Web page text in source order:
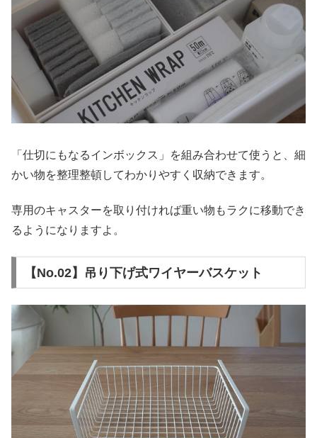
「仕切にもなるインボックス」を組み合わせて使うと、細
かい物を整理整頓してわかりやすく収納できます。
専用のキャスターを取り付ければ重い物もラクに移動でき
るようになりますよ。
【No.02】吊り下げ式ワイヤーバスケット